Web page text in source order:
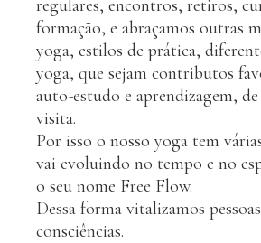
regulares, encontros, retiros,
formação, e abraçamos outras
yoga, estilos de prática,
yoga, que sejam contributos
auto-estudo e aprendizagem,
visita.
Por isso o nosso yoga tem
vai evoluindo no tempo e no
o seu nome Free Flow.
Dessa forma vitalizamos
consciências.